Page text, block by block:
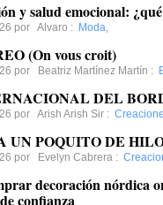
y salud emocional:
por Alvaro : Moda,
(On vous croit)
por Beatriz Martínez Martín :
DEL
por Arish Arish Sir :
UN POQUITO DE
por Evelyn Cabrera :
decoración nórdica
confianza